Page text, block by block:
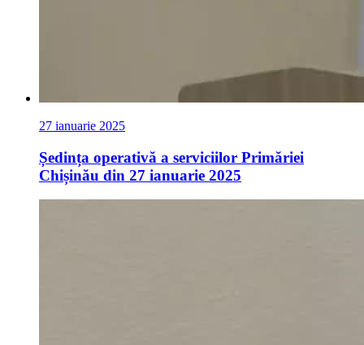
27 ianuarie 2025
Ședința operativă a serviciilor Primăriei
Chișinău din 27 ianuarie 2025